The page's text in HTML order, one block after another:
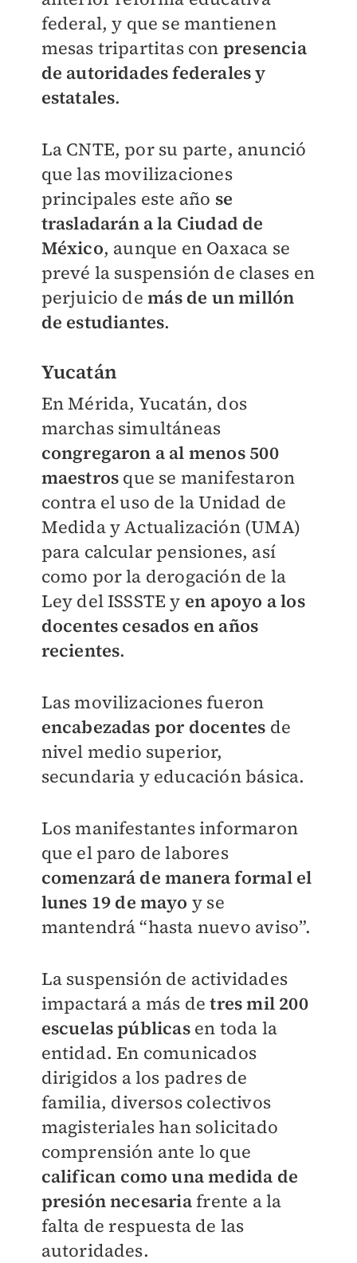
federal, y que se mantienen
mesas tripartitas con presencia
de autoridades federales y
estatales.
La CNTE, por su parte, anunció
que las movilizaciones
principales este año se
trasladarán a la Ciudad de
México, aunque en Oaxaca se
prevé la suspensión de clases en
perjuicio demás de un millón
de estudiantes.
Yucatán
En Mérida, Yucatán, dos
marchas simultáneas
congregaron a al menos 500
maestros que se manifestaron
contra el uso de la Unidad de
Medida y Actualización (UMA)
para calcular pensiones, así
como por la derogación de la
Ley del ISSSTE y en apoyo a los
docentes cesados en años
recientes.
Las movilizaciones fueron
encabezadas por docentes de
nivel medio superior,
secundaria y educación básica.
Los manifestantes informaron
que el paro de labores
comenzará de manera formal el
lunes 19 de mayo y se
mantendrá “hasta nuevo aviso”.
La suspensión de actividades
impactará a más detres mil 200
escuelas públicasen toda la
entidad. En comunicados
dirigidos a los padres de
familia, diversos colectivos
magisteriales han solicitado
comprensión ante lo que
califican como una medida de
presión necesariafrente a la
falta de respuesta de las
autoridades.